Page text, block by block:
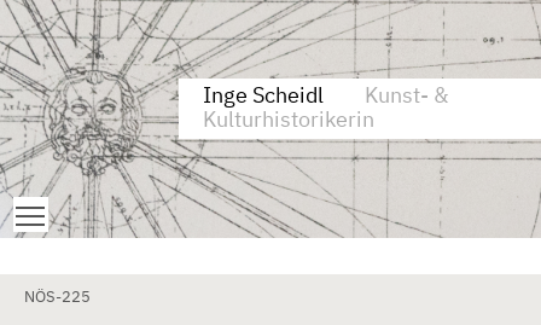
Zum Inhalt springen
Aktuelle Seite: St. Georgen in der Klaus-Kreuzkapelle
Inge Scheidl
Kunst- &
Kulturhistorikerin
Toggle main menu visibility
NÖS-225